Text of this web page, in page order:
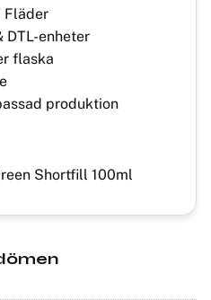
Fläder
DTL-enheter
flaska
produktion
Shortfill 100ml